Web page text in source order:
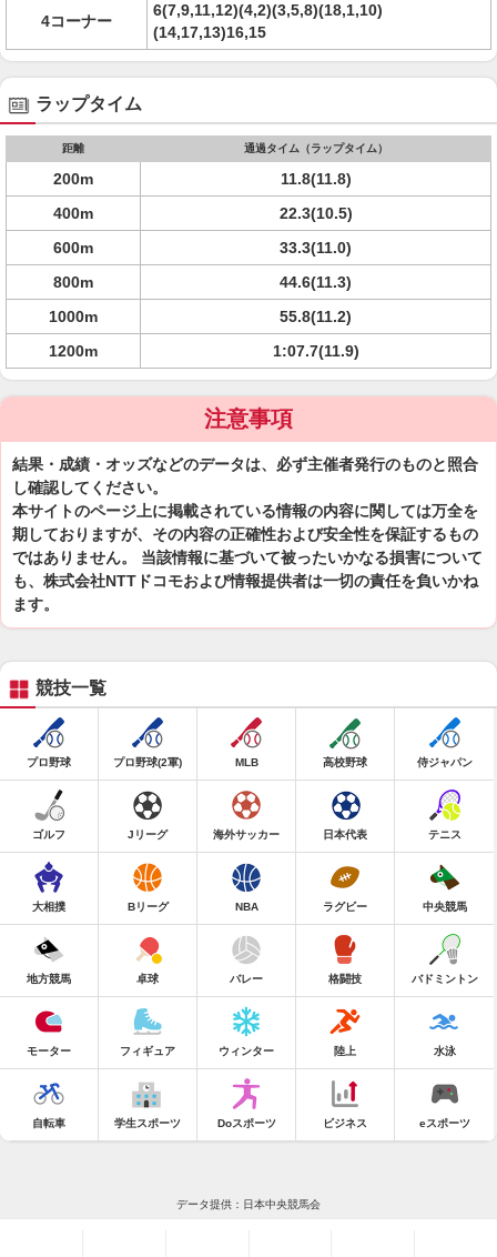
4コーナー
6(7,9,11,12)(4,2)(3,5,8)(18,1,10)
(14,17,13)16,15
ラップタイム
距離 通過タイム（ラップタイム）
200m
11.8(11.8)
400m
22.3(10.5)
600m
33.3(11.0)
800m
44.6(11.3)
1000m
55.8(11.2)
1200m
1:07.7(11.9)
注意事項
結果・成績・オッズなどのデータは、必ず主催者発行のものと照合
し確認してください。
本サイトのページ上に掲載されている情報の内容に関しては万全を
期しておりますが、その内容の正確性および安全性を保証するもの
ではありません。 当該情報に基づいて被ったいかなる損害について
も、株式会社NTTドコモおよび情報提供者は一切の責任を負いかね
ます。
競技一覧
プロ野球 プロ野球(2軍) MLB 高校野球 侍ジャパン
ゴルフ Jリーグ 海外サッカー 日本代表 テニス
大相撲 Bリーグ NBA ラグビー 中央競馬
地方競馬 卓球 バレー 格闘技 バドミントン
モーター フィギュア ウィンター 陸上 水泳
自転車 学生スポーツ Doスポーツ ビジネス eスポーツ
データ提供：日本中央競馬会